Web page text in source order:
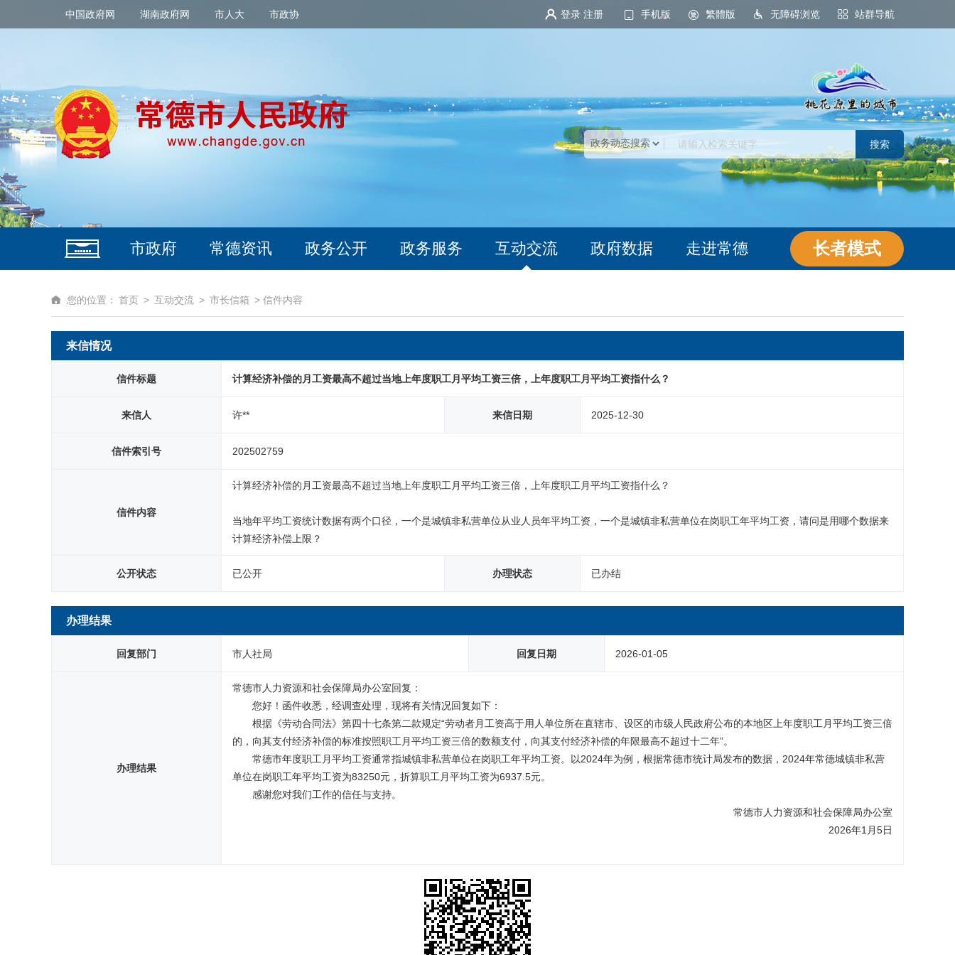
登录 注册 手机版 繁體版 无障碍浏览 站群导航
中国政府网 湖南政府网 市人大 市政协
桃花源里的城市
网站首页
市政府 常德资讯 政务公开 政务服务 互动交流 政府数据 走进常德 长者模式
您的位置： 首页 > 互动交流 > 市长信箱 > 信件内容
来信情况
信件标题 计算经济补偿的月工资最高不超过当地上年度职工月平均工资三倍，上年度职工月平均工资指什么？
来信人 许** 来信日期 2025-12-30
信件索引号 202502759
信件内容
计算经济补偿的月工资最高不超过当地上年度职工月平均工资三倍，上年度职工月平均工资指什么？
当地年平均工资统计数据有两个口径，一个是城镇非私营单位从业人员年平均工资，一个是城镇非私营单位在岗职工年平均工资，请问是用哪个数据来
计算经济补偿上限？
公开状态 已公开 办理状态 已办结
办理结果
回复部门 市人社局 回复日期 2026-01-05
办理结果
常德市人力资源和社会保障局办公室回复：
您好！函件收悉，经调查处理，现将有关情况回复如下：
根据《劳动合同法》第四十七条第二款规定“劳动者月工资高于用人单位所在直辖市、设区的市级人民政府公布的本地区上年度职工月平均工资三倍
的，向其支付经济补偿的标准按照职工月平均工资三倍的数额支付，向其支付经济补偿的年限最高不超过十二年”。
常德市年度职工月平均工资通常指城镇非私营单位在岗职工年平均工资。以2024年为例，根据常德市统计局发布的数据，2024年常德城镇非私营
单位在岗职工年平均工资为83250元，折算职工月平均工资为6937.5元。
感谢您对我们工作的信任与支持。
常德市人力资源和社会保障局办公室
2026年1月5日